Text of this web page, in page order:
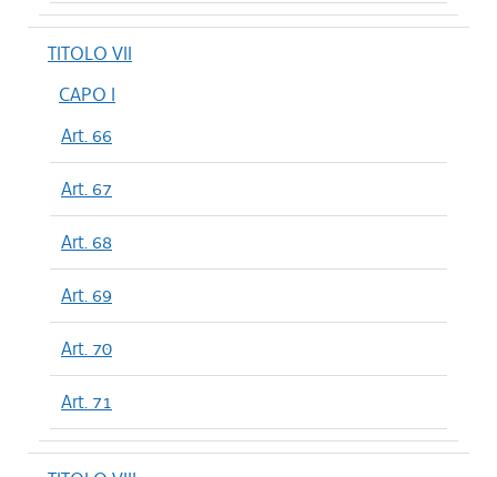
TITOLO VII
CAPO I
Art. 66
Art. 67
Art. 68
Art. 69
Art. 70
Art. 71